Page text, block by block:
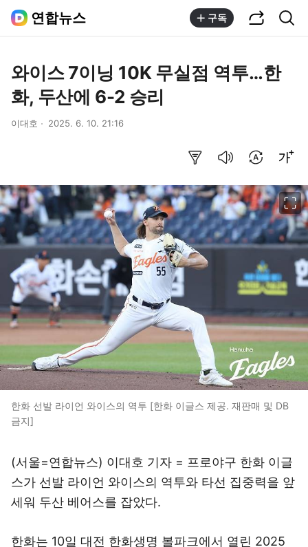
연합뉴스 구독
와이스 7이닝 10K 무실점 역투…한
화, 두산에 6-2 승리
이대호 2025. 6. 10. 21:16
한화 선발 라이언 와이스의 역투 [한화 이글스 제공. 재판매 및 DB
금지]
(서울=연합뉴스) 이대호 기자 = 프로야구 한화 이글
스가 선발 라이언 와이스의 역투와 타선 집중력을 앞
세워 두산 베어스를 잡았다.
한화는 10일 대전 한화생명 볼파크에서 열린 2025